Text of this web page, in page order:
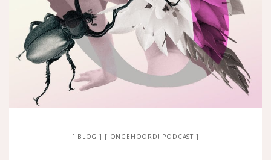
BLOG ONGEHOORD! PODCAST